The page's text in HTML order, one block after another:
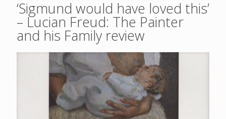
‘Sigmund would have loved this’
– Lucian Freud: The Painter
and his Family review